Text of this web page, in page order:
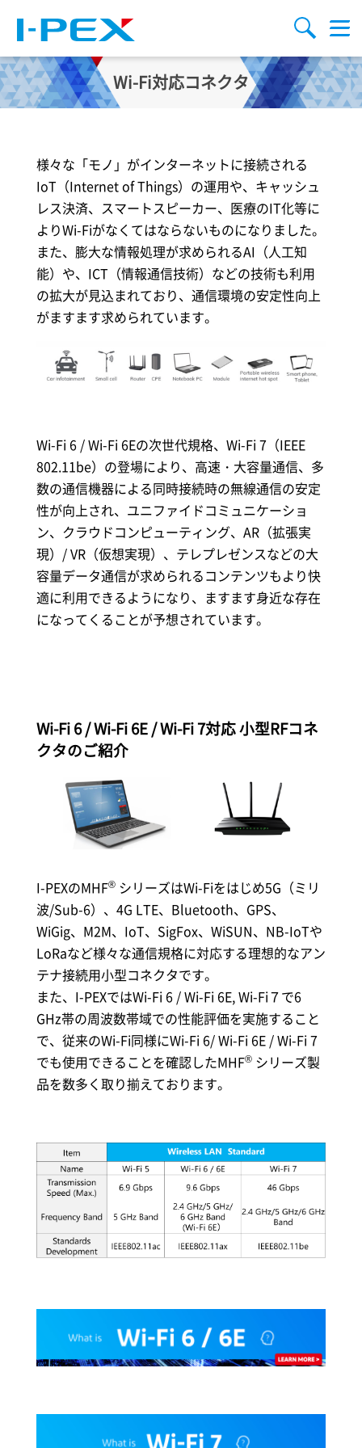
検索
ュ
ー
Wi-Fi対応コネクタ
様々な「モノ」がインターネットに接続される
IoT（Internet of Things）の運用や、キャッシュ
レス決済、スマートスピーカー、医療のIT化等に
よりWi-Fiがなくてはならないものになりました。
また、膨大な情報処理が求められるAI（人工知
能）や、ICT（情報通信技術）などの技術も利用
の拡大が見込まれており、通信環境の安定性向上
がますます求められています。
Wi-Fi 6 / Wi-Fi 6Eの次世代規格、Wi-Fi 7（IEEE
802.11be）の登場により、高速・大容量通信、多
数の通信機器による同時接続時の無線通信の安定
性が向上され、ユニファイドコミュニケーショ
ン、クラウドコンピューティング、AR（拡張実
現）/ VR（仮想実現）、テレプレゼンスなどの大
容量データ通信が求められるコンテンツもより快
適に利用できるようになり、ますます身近な存在
になってくることが予想されています。
Wi-Fi 6 / Wi-Fi 6E / Wi-Fi 7対応 小型RFコネ
クタのご紹介
I-PEXのMHF®シリーズはWi-Fiをはじめ5G（ミリ
波/Sub-6）、4G LTE、Bluetooth、GPS、
WiGig、M2M、IoT、SigFox、WiSUN、NB-IoTや
LoRaなど様々な通信規格に対応する理想的なアン
テナ接続用小型コネクタです。
また、 I-PEXではWi-Fi 6 / Wi-Fi 6E, Wi-Fi７で6
GHz帯の周波数帯域での性能評価を実施すること
で、従来のWi-Fi同様にWi-Fi 6/ Wi-Fi 6E / Wi-Fi 7
でも使用できることを確認したMHF®シリーズ製
品を数多く取り揃えております。